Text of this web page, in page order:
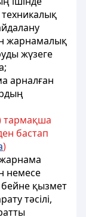
жарнамалық
жүзеге
арналған
тармақша
бастап
)
немесе
қызмет
тәсiлi,